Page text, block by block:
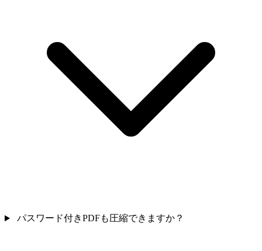
パスワード付きPDFも圧縮できますか？